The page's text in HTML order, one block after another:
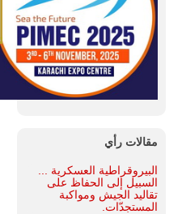
مقالات رأي
البيروقراطية العسكرية ...
السبيل إلى الحفاظ على
تقاليد الجيش ومواكبة
المستجدّات.